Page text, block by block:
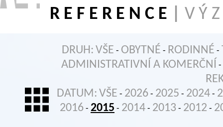
R E F E R E N C E V Ý
DRUH: VŠE - OBYTNÉ - RODINNÉ -
ADMINISTRATIVNÍ A KOMERČNÍ -
DATUM: VŠE - 2026 - 2025 - 2024 -
2016 - 2015 - 2014 - 2013 - 2012 -